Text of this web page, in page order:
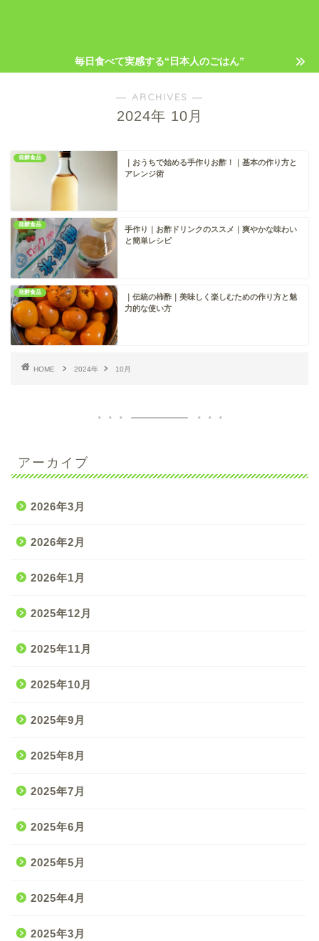
毎日食べて実感する“日本人のごはん”
― ARCHIVES ―
2024年 10月
発酵食品
｜おうちで始める手作りお酢！｜基本の作り方と
アレンジ術
発酵食品
手作り｜お酢ドリンクのススメ｜爽やかな味わい
と簡単レシピ
発酵食品
｜伝統の柿酢｜美味しく楽しむための作り方と魅
力的な使い方
HOME 2024年 10月
アーカイブ
2026年3月
2026年2月
2026年1月
2025年12月
2025年11月
2025年10月
2025年9月
2025年8月
2025年7月
2025年6月
2025年5月
2025年4月
2025年3月